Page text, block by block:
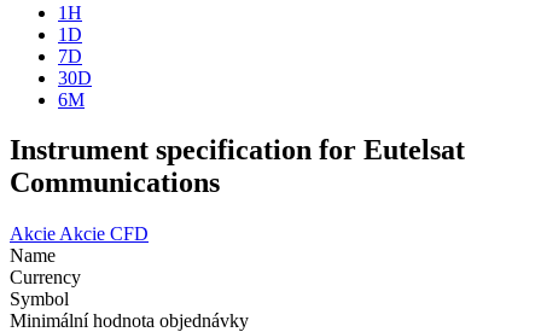
1H
1D
7D
30D
6M
Instrument specification for Eutelsat
Communications
Akcie Akcie CFD
Name
Currency
Symbol
Minimální hodnota objednávky